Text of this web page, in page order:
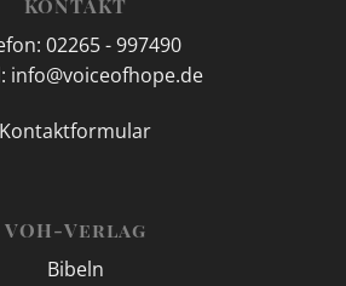
KONTAKT
02265 - 997490
info@voiceofhope.de
Kontaktformular
VOH-Verlag
Bibeln